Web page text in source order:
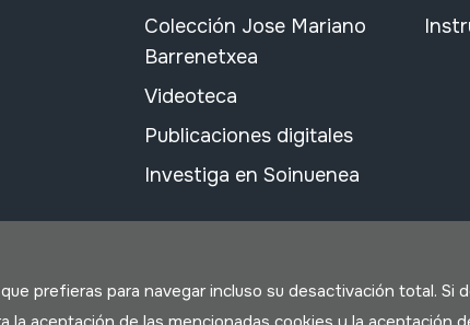
Colección Jose Mariano
Barrenetxea
Videoteca
Publicaciones digitales
Investiga en Soinuenea
prefieras para navegar incluso su desactivación total. Si